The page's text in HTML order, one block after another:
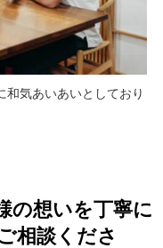
和気あいあいとしており
の想いを丁寧に
相談くださ